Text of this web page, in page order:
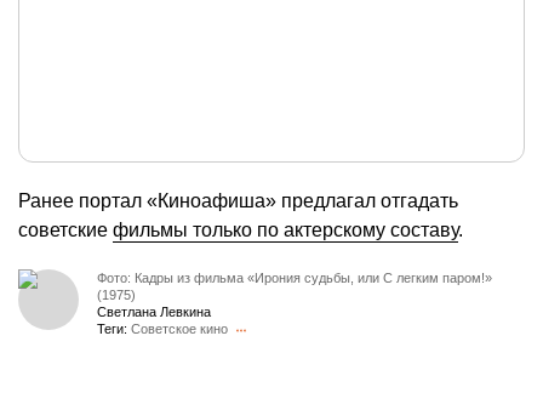
Ранее портал «Киноафиша» предлагал отгадать
советские фильмы только по актерскому составу.
Фото: Кадры из фильма «Ирония судьбы, или С легким паром!»
(1975)
Светлана Левкина
Теги: Советское кино